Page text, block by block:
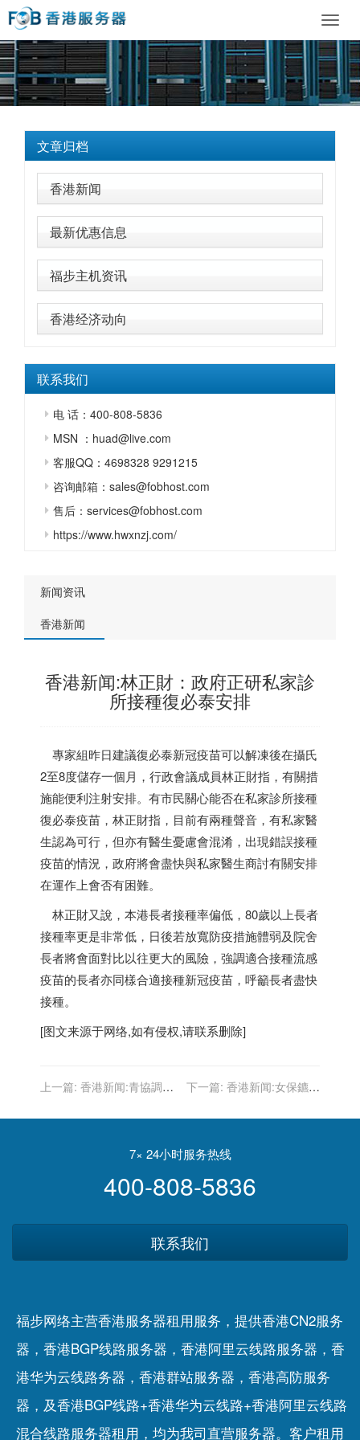
文章归档
香港新闻
最新优惠信息
福步主机资讯
香港经济动向
联系我们
电 话：400-808-5836
MSN ：huad@live.com
客服QQ：4698328 9291215
咨询邮箱：sales@fobhost.com
售后：services@fobhost.com
https://www.hwxnzj.com/
新闻资讯
香港新闻
香港新闻:林正財：政府正研私家診
所接種復必泰安排
專家組昨日建議復必泰新冠疫苗可以解凍後在攝氏
2至8度儲存一個月，行政會議成員林正財指，有關措
施能便利注射安排。有市民關心能否在私家診所接種
復必泰疫苗，林正財指，目前有兩種聲音，有私家醫
生認為可行，但亦有醫生憂慮會混淆，出現錯誤接種
疫苗的情況，政府將會盡快與私家醫生商討有關安排
在運作上會否有困難。
林正財又說，本港長者接種率偏低，80歲以上長者
接種率更是非常低，日後若放寬防疫措施體弱及院舍
長者將會面對比以往更大的風險，強調適合接種流感
疫苗的長者亦同樣合適接種新冠疫苗，呼籲長者盡快
接種。
[图文来源于网络,如有侵权,请联系删除]
上一篇: 香港新闻:青協調
響文憑試表現
下一篇: 香港新闻:女保鑣涉
等4罪成判囚終身
7× 24小时服务热线
400-808-5836
联系我们
福步网络主营香港服务器租用服务，提供香港CN2服务
器，香港BGP线路服务器，香港阿里云线路服务器，香
港华为云线路务器，香港群站服务器，香港高防服务
器，及香港BGP线路+香港华为云线路+香港阿里云线路
混合线路服务器租用，均为我司直营服务器。客户租用